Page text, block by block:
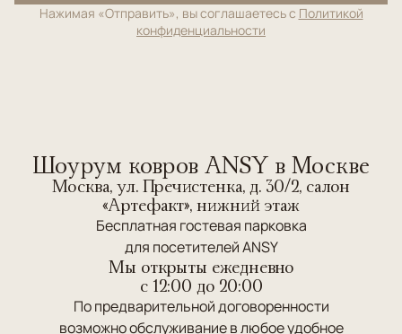
Нажимая «Отправить», вы соглашаетесь с Политикой
конфиденциальности
Шоурум ковров ANSY в Москве
Москва, ул. Пречистенка, д. 30/2, салон
«Артефакт», нижний этаж
Бесплатная гостевая парковка
для посетителей ANSY
Мы открыты ежедневно
c 12:00 до 20:00
По предварительной договоренности
возможно обслуживание в любое удобное